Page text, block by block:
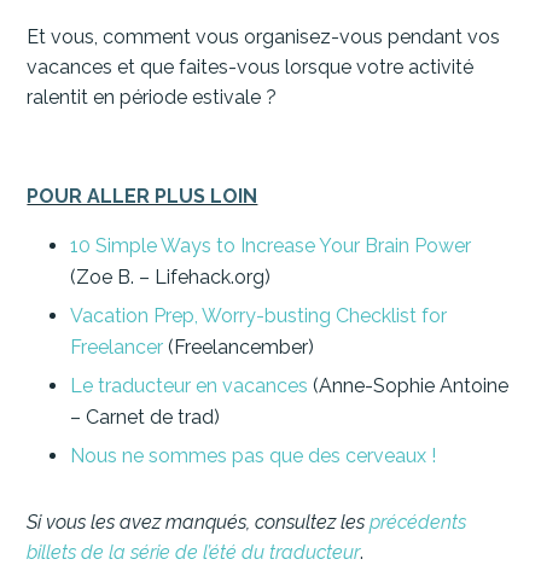
Et vous, comment vous organisez-vous pendant vos
vacances et que faites-vous lorsque votre activité
ralentit en période estivale ?
POUR ALLER PLUS LOIN
10 Simple Ways to Increase Your Brain Power
(Zoe B. – Lifehack.org)
Vacation Prep, Worry-busting Checklist for
Freelancer (Freelancember)
Le traducteur en vacances (Anne-Sophie Antoine
– Carnet de trad)
Nous ne sommes pas que des cerveaux !
Si vous les avez manqués, consultez lesprécédents
billets de la série de l’été du traducteur.